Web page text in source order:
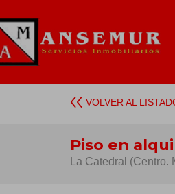
VOLVER AL
Piso en
La Catedral (Centro.